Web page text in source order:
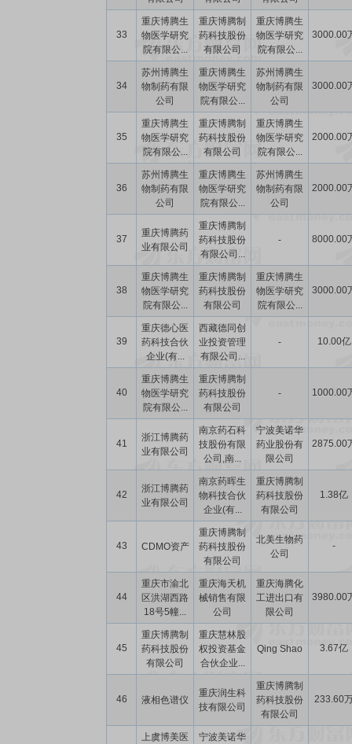
33
重庆博腾生
物医学研究
院有限公...
重庆博腾制
药科技股份
有限公司
重庆博腾生
物医学研究
院有限公...
3000.00
34
苏州博腾生
物制药有限
公司
重庆博腾生
物医学研究
院有限公...
苏州博腾生
物制药有限
公司
3000.00
35
重庆博腾生
物医学研究
院有限公...
重庆博腾制
药科技股份
有限公司
重庆博腾生
物医学研究
院有限公...
2000.00
36
苏州博腾生
物制药有限
公司
重庆博腾生
物医学研究
院有限公...
苏州博腾生
物制药有限
公司
2000.00
37
重庆博腾药
业有限公司
重庆博腾制
药科技股份
有限公司...
- 8000.00
38
重庆博腾生
物医学研究
院有限公...
重庆博腾制
药科技股份
有限公司
重庆博腾生
物医学研究
院有限公...
3000.00
39
重庆德心医
药科技合伙
企业(有...
西藏德同创
业投资管理
有限公司...
- 10.00亿
40
重庆博腾生
物医学研究
院有限公...
重庆博腾制
药科技股份
有限公司
- 1000.00
41
浙江博腾药
业有限公司
南京药石科
技股份有限
公司,南...
宁波美诺华
药业股份有
限公司
2875.00
42
浙江博腾药
业有限公司
南京药晖生
物科技合伙
企业(有...
重庆博腾制
药科技股份
有限公司
1.38亿
43 CDMO资产
重庆博腾制
药科技股份
有限公司
北美生物药
公司
-
44
重庆市渝北
区洪湖西路
18号5幢...
重庆海天机
械销售有限
公司
重庆海腾化
工进出口有
限公司
3980.00
45
重庆博腾制
药科技股份
有限公司
重庆慧林股
权投资基金
合伙企业...
Qing Shao 3.67亿
46 液相色谱仪
重庆润生科
技有限公司
重庆博腾制
药科技股份
有限公司
233.60
上虞博美医
宁波美诺华